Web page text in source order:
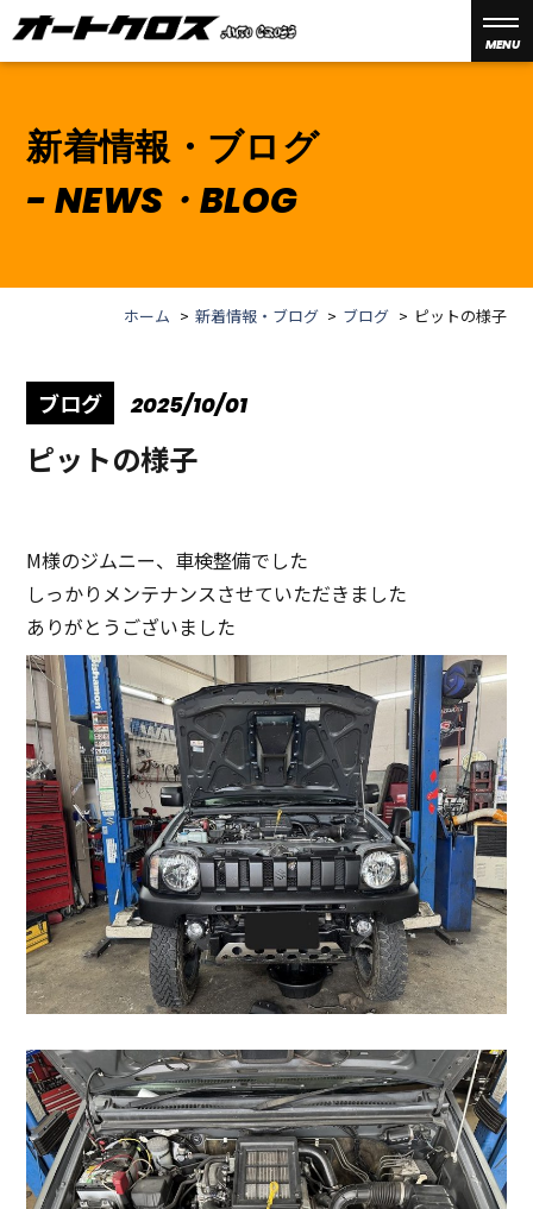
MENU
新着情報・ブログ
NEWS・BLOG
ホーム 新着情報・ブログ ブログ ピットの様子
ブログ 2025/10/01
ピットの様子
M様のジムニー、車検整備でした
しっかりメンテナンスさせていただきました
ありがとうございました